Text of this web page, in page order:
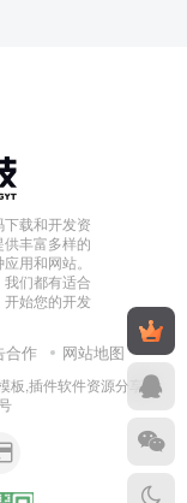
载和开发资
丰富多样的
用和网站。
们都有适合
开始您的开发
合作 网站地图
板,插件软件资源分享平